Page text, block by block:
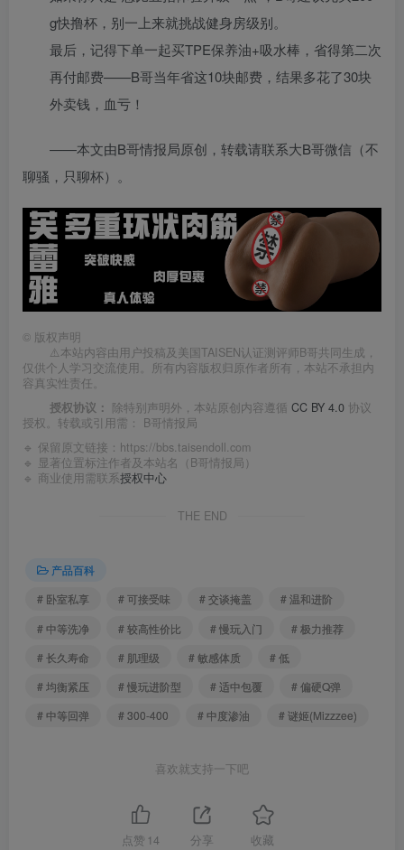
g快撸杯，别一上来就挑战健身房级别。
最后，记得下单一起买TPE保养油+吸水棒，省得第二次
再付邮费——B哥当年省这10块邮费，结果多花了30块
外卖钱，血亏！
——本文由B哥情报局原创，转载请联系大B哥微信（不
聊骚，只聊杯）。
© 版权声明
⚠️本站内容由用户投稿及美国TAISEN认证测评师B哥共同生成，
仅供个人学习交流使用。所有内容版权归原作者所有，本站不承担内
容真实性责任。
授权协议： 除特别声明外，本站原创内容遵循 CC BY 4.0 协议
授权。转载或引用需： B哥情报局
🔹 保留原文链接： https://bbs.taisendoll.com
🔹 显著位置标注作者及本站名（B哥情报局）
🔹 商业使用需联系授权中心
THE END
产品百科
# 卧室私享
# 可接受味 # 交谈掩盖
# 温和进阶
# 中等洗净
# 较高性价比 # 慢玩入门
# 极力推荐
# 长久寿命
# 肌理级 # 敏感体质
# 低
# 均衡紧压
# 慢玩进阶型 # 适中包覆
# 偏硬Q弹
# 中等回弹
# 300-400 # 中度渗油 # 谜姬(Mizzzee)
喜欢就支持一下吧
点赞 14 分享 收藏